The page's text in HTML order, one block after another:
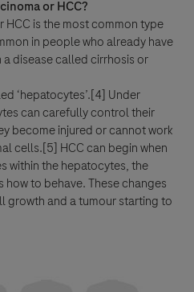
or HCC?
is the most common type
in people who already have
disease called cirrhosis or
‘hepatocytes’.[4] Under
can carefully control their
become injured or cannot work
cells.[5] HCC can begin when
within the hepatocytes, the
to behave. These changes
and a tumour starting to
en oeuvre un traitement de vos
suite à votre demande. Ce traitement
vous pouvez retirer à tout moment.
personnes habilitées de Roche SAS
de Roche à l’étranger.
la période minimum nécessaire à la
( répondre à votre demande,
les professionnels de santé,
de données d'information médicales